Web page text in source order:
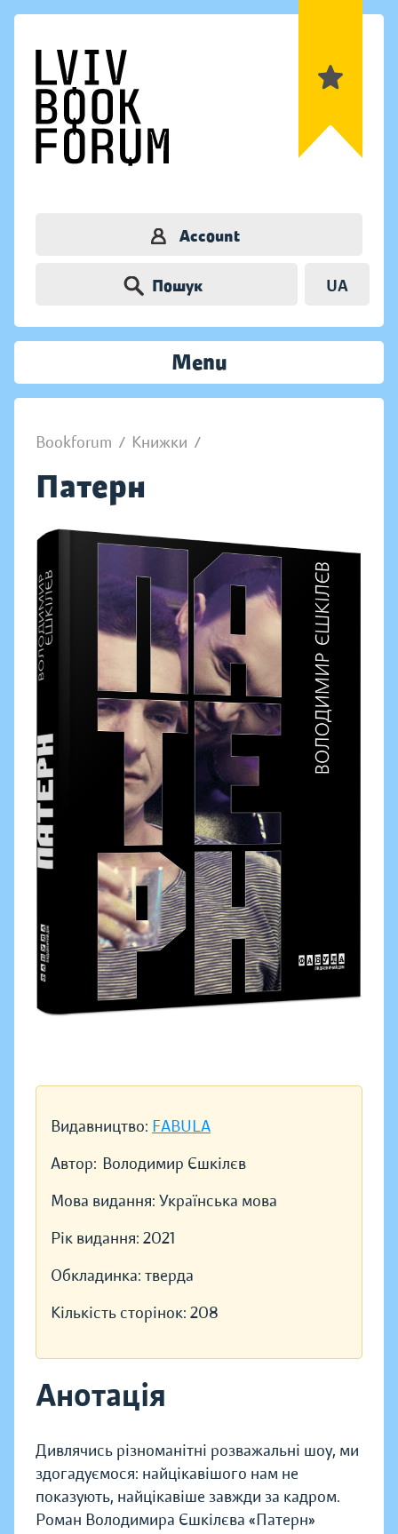
Account
Пошук UA
Menu
Bookforum / Книжки /
Патерн
Видавництво: FABULA
Автор: Володимир Єшкілєв
Мова видання: Українська мова
Рік видання: 2021
Обкладинка: тверда
Кількість сторінок: 208
Анотація
Дивлячись різноманітні розважальні шоу, ми
здогадуємося: найцікавішого нам не
показують, найцікавіше завжди за кадром.
Роман Володимира Єшкілєва «Патерн»